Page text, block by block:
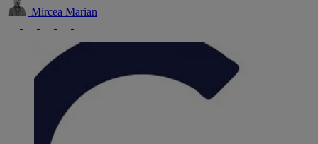
Mircea Marian